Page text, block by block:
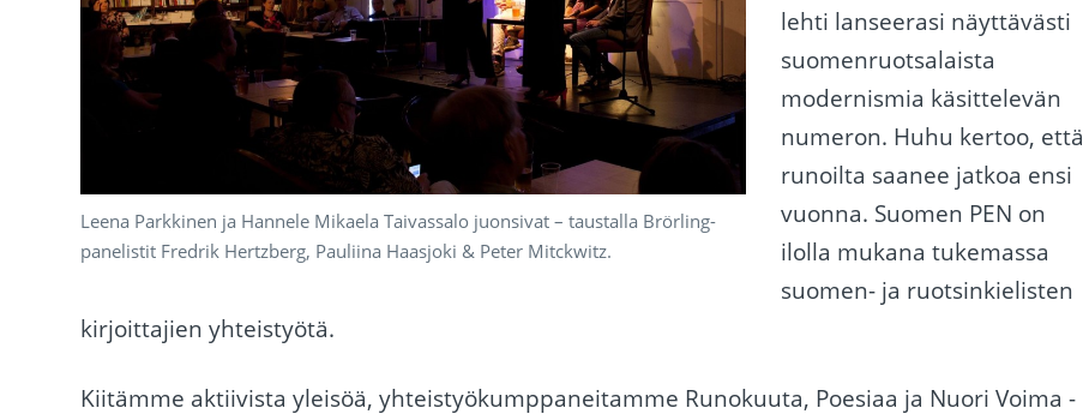
Leena Parkkinen ja Hannele Mikaela Taivassalo juonsivat – taustalla Brörling-
panelistit Fredrik Hertzberg, Pauliina Haasjoki & Peter Mitckwitz.
lehti lanseerasi näyttävästi
suomenruotsalaista
modernismia käsittelevän
numeron. Huhu kertoo, että
runoilta saanee jatkoa ensi
vuonna. Suomen PEN on
ilolla mukana tukemassa
suomen- ja ruotsinkielisten
kirjoittajien yhteistyötä.
Kiitämme aktiivista yleisöä, yhteistyökumppaneitamme Runokuuta, Poesiaa ja Nuori Voima -